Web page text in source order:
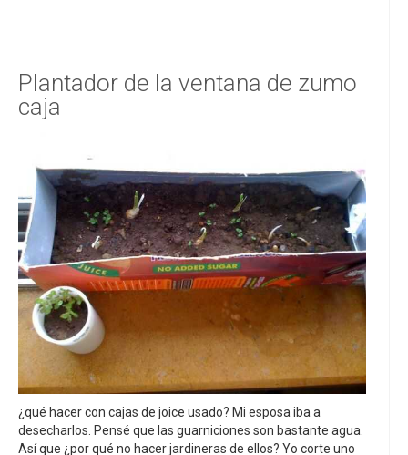
Plantador de la ventana de zumo
caja
¿qué hacer con cajas de joice usado? Mi esposa iba a
desecharlos. Pensé que las guarniciones son bastante agua.
Así que ¿por qué no hacer jardineras de ellos? Yo corte uno